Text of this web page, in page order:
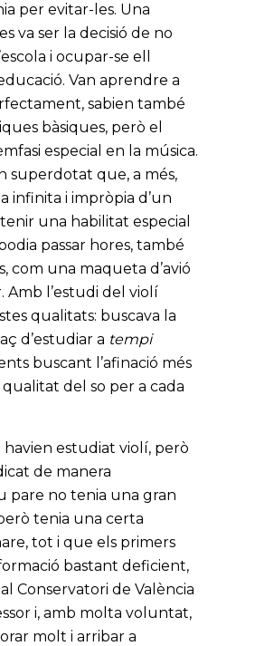
per evitar-les. Una
va ser la decisió de no
i ocupar-se ell
Van aprendre a
sabien també
bàsiques, però el
especial en la música.
superdotat que, a més,
infinita i impròpia d’un
una habilitat especial
passar hores, també
com una maqueta d’avió
Amb l’estudi del violí
qualitats: buscava la
d’estudiar a tempi
buscant l’afinació més
del so per a cada
havien estudiat violí, però
de manera
pare no tenia una gran
tenia una certa
tot i que els primers
bastant deficient,
Conservatori de València
i, amb molta voluntat,
molt i arribar a